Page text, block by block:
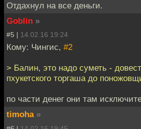
Отдахнул на все деньги.
Goblin »
#5 | 14.02.16 19:24
Кому: Чингиc, #2
> Балин, это надо суметь -
пхукетского торгаша до
по части денег они там
timoha »